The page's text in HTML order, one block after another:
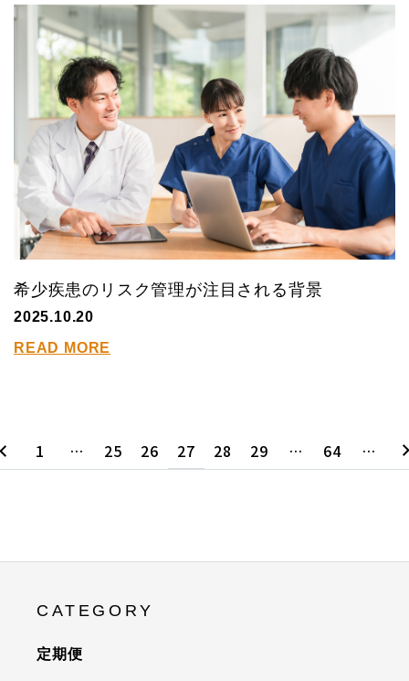
希少疾患のリスク管理が注目される背景
2025.10.20
READ MORE
1 … 25 26 27 28 29 … 64 …
CATEGORY
定期便